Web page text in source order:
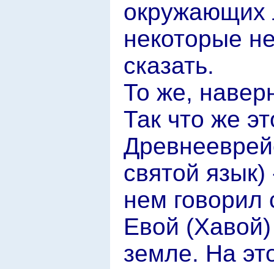
окружающих
некоторые
сказать.
То же,
Так что же
святой
нем
Евой
земле. На